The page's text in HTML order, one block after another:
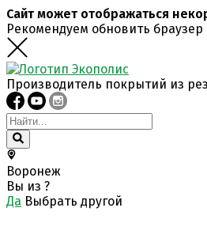
Сайт может отображаться
Рекомендуем обновить
Производитель покрытий из
Воронеж
Вы из ?
Да Выбрать другой